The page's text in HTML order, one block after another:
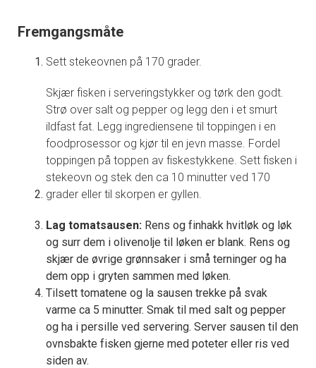
Fremgangsmåte
Sett stekeovnen på 170 grader.
Skjær fisken i serveringstykker og tørk den godt.
Strø over salt og pepper og legg den i et smurt
ildfast fat. Legg ingrediensene til toppingen i en
foodprosessor og kjør til en jevn masse. Fordel
toppingen på toppen av fiskestykkene. Sett fisken i
stekeovn og stek den ca 10 minutter ved 170
grader eller til skorpen er gyllen.
Lag tomatsausen: Rens og finhakk hvitløk og løk
og surr dem i olivenolje til løken er blank. Rens og
skjær de øvrige grønnsaker i små terninger og ha
dem opp i gryten sammen med løken.
Tilsett tomatene og la sausen trekke på svak
varme ca 5 minutter. Smak til med salt og pepper
og ha i persille ved servering. Server sausen til den
ovnsbakte fisken gjerne med poteter eller ris ved
siden av.